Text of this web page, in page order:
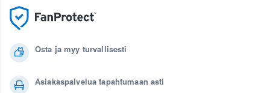
Osta ja myy turvallisesti
Asiakaspalvelua tapahtumaan asti